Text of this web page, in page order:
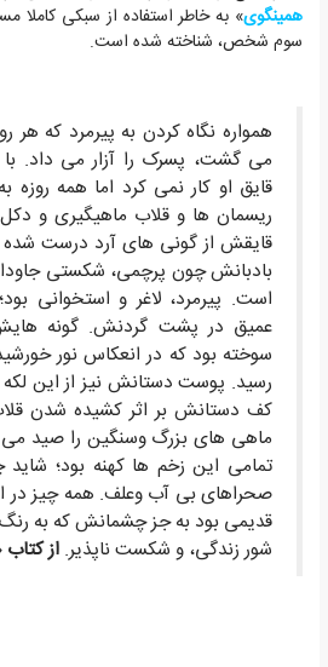
همینگوی» به خاطر استفاده از سبکی کاملا
سوم شخص، شناخته شده است.
همواره نگاه کردن به پیرمرد که هر
می گشت، پسرک را آزار می داد.
قایق او کار نمی کرد اما همه روزه
ریسمان ها و قلاب ماهیگیری و
قایقش از گونی های آرد درست شده
بادبانش چون پرچمی، شکستی
است. پیرمرد، لاغر و استخوانی
عمیق در پشت گردنش. گونه هایش
سوخته بود که در انعکاس نور
رسید. پوست دستانش نیز از این لکه
کف دستانش بر اثر کشیده شدن
ماهی های بزرگ وسنگین را صید می
تمامی این زخم ها کهنه بود؛
صحراهای بی آب وعلف. همه چیز در
قدیمی بود به جز چشمانش که به رنگ
شور زندگی، و شکست ناپذیر. از کتاب